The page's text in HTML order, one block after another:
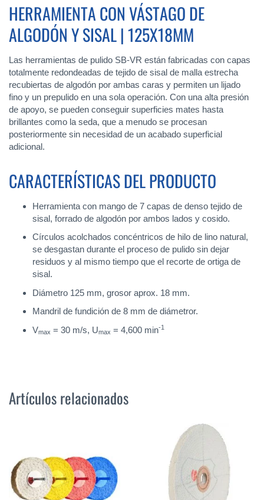
HERRAMIENTA CON VÁSTAGO DE
ALGODÓN Y SISAL | 125X18MM
Las herramientas de pulido SB-VR están fabricadas con capas
totalmente redondeadas de tejido de sisal de malla estrecha
recubiertas de algodón por ambas caras y permiten un lijado
fino y un prepulido en una sola operación. Con una alta presión
de apoyo, se pueden conseguir superficies mates hasta
brillantes como la seda, que a menudo se procesan
posteriormente sin necesidad de un acabado superficial
adicional.
CARACTERÍSTICAS DEL PRODUCTO
Herramienta con mango de 7 capas de denso tejido de
sisal, forrado de algodón por ambos lados y cosido.
Círculos acolchados concéntricos de hilo de lino natural,
se desgastan durante el proceso de pulido sin dejar
residuos y al mismo tiempo que el recorte de ortiga de
sisal.
Diámetro 125 mm, grosor aprox. 18 mm.
Mandril de fundición de 8 mm de diámetror.
Vmax = 30 m/s, Umax = 4,600 min-1
Artículos relacionados